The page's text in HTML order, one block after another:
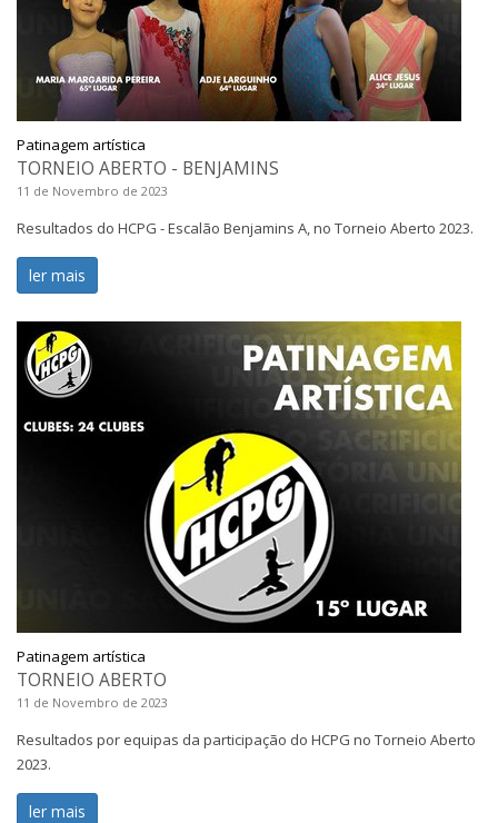
Patinagem artística
TORNEIO ABERTO - BENJAMINS
11 de Novembro de 2023
Resultados do HCPG - Escalão Benjamins A, no Torneio Aberto 2023.
ler mais
Patinagem artística
TORNEIO ABERTO
11 de Novembro de 2023
Resultados por equipas da participação do HCPG no Torneio Aberto
2023.
ler mais